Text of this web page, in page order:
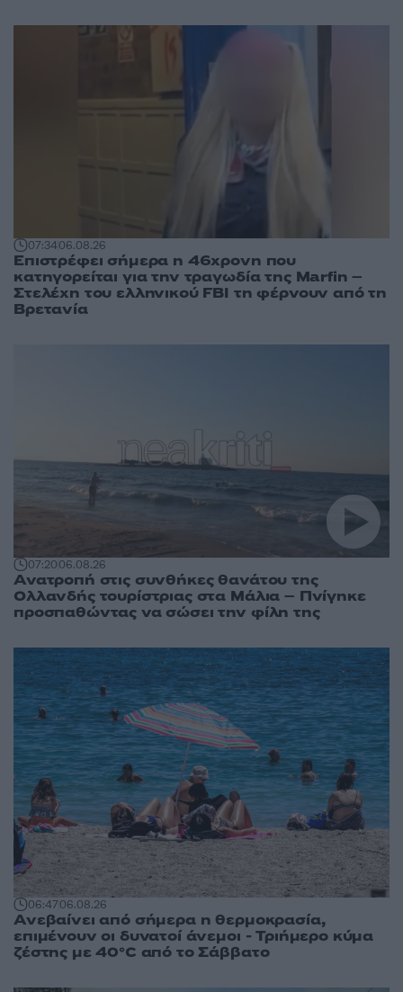
07:3406.08.26
Επιστρέφει σήμερα η 46χρονη που
κατηγορείται για την τραγωδία της Marfin –
Στελέχη του ελληνικού FBI τη φέρνουν από τη
Βρετανία
07:2006.08.26
Ανατροπή στις συνθήκες θανάτου της
Ολλανδής τουρίστριας στα Μάλια – Πνίγηκε
προσπαθώντας να σώσει την φίλη της
06:4706.08.26
Ανεβαίνει από σήμερα η θερμοκρασία,
επιμένουν οι δυνατοί άνεμοι - Τριήμερο κύμα
ζέστης με 40°C από το Σάββατο